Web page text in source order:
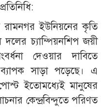
ইউনিয়নের কৃতি
চ্যাম্পিয়নশিপ জয়ী
দেওয়ার দাবিতে
সাড়া পড়েছে। এ
ইতোমধ্যেই মানুষের
কেন্দ্রবিন্দুতে পরিণত